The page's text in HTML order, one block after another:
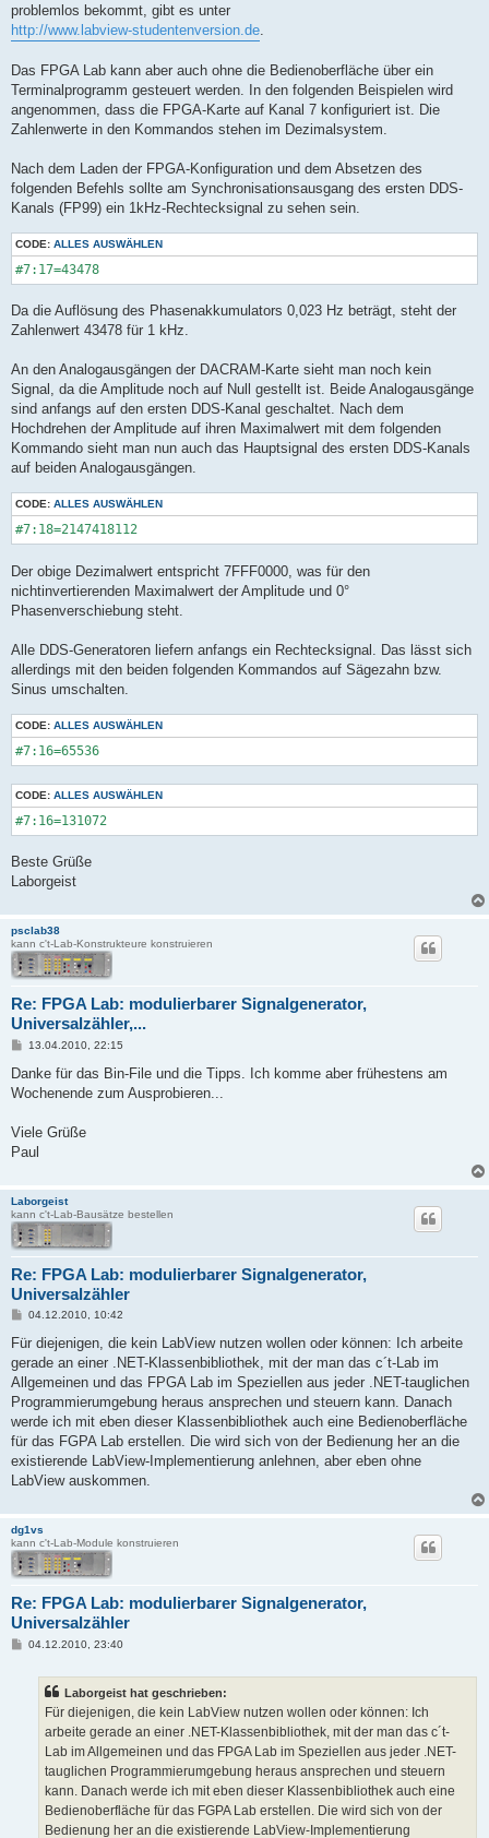
problemlos bekommt, gibt es unter
http://www.labview-studentenversion.de
Das FPGA Lab kann aber auch ohne die Bedienoberfläche über ein
Terminalprogramm gesteuert werden. In den folgenden Beispielen wird
angenommen, dass die FPGA-Karte auf Kanal 7 konfiguriert ist. Die
Zahlenwerte in den Kommandos stehen im Dezimalsystem.
Nach dem Laden der FPGA-Konfiguration und dem Absetzen des
folgenden Befehls sollte am Synchronisationsausgang des ersten DDS-
Kanals (FP99) ein 1kHz-Rechtecksignal zu sehen sein.
CODE: ALLES AUSWÄHLEN
#7:17=43478
Da die Auflösung des Phasenakkumulators 0,023 Hz beträgt, steht der
Zahlenwert 43478 für 1 kHz.
An den Analogausgängen der DACRAM-Karte sieht man noch kein
Signal, da die Amplitude noch auf Null gestellt ist. Beide Analogausgänge
sind anfangs auf den ersten DDS-Kanal geschaltet. Nach dem
Hochdrehen der Amplitude auf ihren Maximalwert mit dem folgenden
Kommando sieht man nun auch das Hauptsignal des ersten DDS-Kanals
auf beiden Analogausgängen.
CODE: ALLES AUSWÄHLEN
#7:18=2147418112
Der obige Dezimalwert entspricht 7FFF0000, was für den
nichtinvertierenden Maximalwert der Amplitude und 0°
Phasenverschiebung steht.
Alle DDS-Generatoren liefern anfangs ein Rechtecksignal. Das lässt sich
allerdings mit den beiden folgenden Kommandos auf Sägezahn bzw.
Sinus umschalten.
CODE: ALLES AUSWÄHLEN
#7:16=65536
CODE: ALLES AUSWÄHLEN
#7:16=131072
Beste Grüße
Laborgeist
psclab38
kann c't-Lab-Konstrukteure konstruieren
Re: FPGA Lab: modulierbarer Signalgenerator,
Universalzähler,...
B
i
r
13.04.2010, 22:15
Danke für das Bin-File und die Tipps. Ich komme aber frühestens am
Wochenende zum Ausprobieren...
Viele Grüße
Paul
Laborgeist
kann c't-Lab-Bausätze bestellen
Re: FPGA Lab: modulierbarer Signalgenerator,
Universalzähler
B
i
r
a
g
04.12.2010, 10:42
Für diejenigen, die kein LabView nutzen wollen oder können: Ich arbeite
gerade an einer .NET-Klassenbibliothek, mit der man das c´t-Lab im
Allgemeinen und das FPGA Lab im Speziellen aus jeder .NET-tauglichen
Programmierumgebung heraus ansprechen und steuern kann. Danach
werde ich mit eben dieser Klassenbibliothek auch eine Bedienoberfläche
für das FGPA Lab erstellen. Die wird sich von der Bedienung her an die
existierende LabView-Implementierung anlehnen, aber eben ohne
LabView auskommen.
dg1vs
kann c't-Lab-Module konstruieren
Re: FPGA Lab: modulierbarer Signalgenerator,
Universalzähler
B04.12.2010, 23:40
Laborgeist hat geschrieben:
Für diejenigen, die kein LabView nutzen wollen oder können: Ich
arbeite gerade an einer .NET-Klassenbibliothek, mit der man das c´t-
Lab im Allgemeinen und das FPGA Lab im Speziellen aus jeder .NET-
tauglichen Programmierumgebung heraus ansprechen und steuern
kann. Danach werde ich mit eben dieser Klassenbibliothek auch eine
Bedienoberfläche für das FGPA Lab erstellen. Die wird sich von der
Bedienung her an die existierende LabView-Implementierung